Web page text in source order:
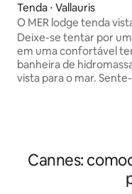
Tenda ⋅ Vallauris
O MER lodge tenda
Deixe-se tentar por
em uma confortável
banheira de
vista para o mar. Sente-se em um
com a nossa casa,
independência,
privado. Vista
Cannes: